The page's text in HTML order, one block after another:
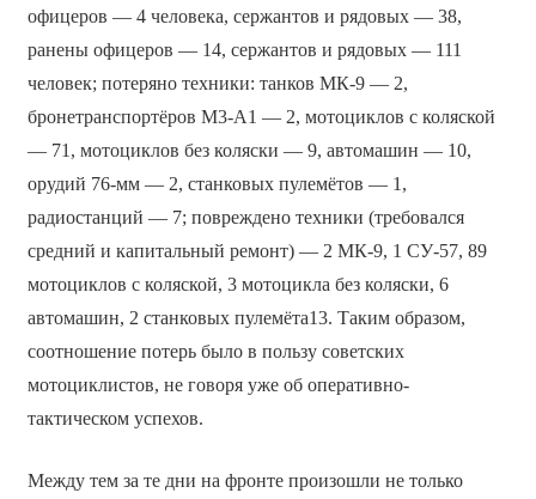
офицеров — 4 человека, сержантов и рядовых — 38,
ранены офицеров — 14, сержантов и рядовых — 111
человек; потеряно техники: танков МК-9 — 2,
бронетранспортёров М3-А1 — 2, мотоциклов с коляской
— 71, мотоциклов без коляски — 9, автомашин — 10,
орудий 76-мм — 2, станковых пулемётов — 1,
радиостанций — 7; повреждено техники (требовался
средний и капитальный ремонт) — 2 МК-9, 1 СУ-57, 89
мотоциклов с коляской, 3 мотоцикла без коляски, 6
автомашин, 2 станковых пулемёта13. Таким образом,
соотношение потерь было в пользу советских
мотоциклистов, не говоря уже об оперативно-
тактическом успехов.
Между тем за те дни на фронте произошли не только